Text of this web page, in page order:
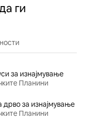
ги
за изнајмување
Планини
дрво за изнајмување
Планини